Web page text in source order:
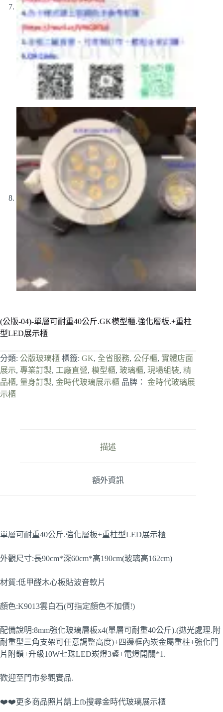
(公版-04)-單層可耐重40公斤.GK模型櫃.強化層板.+重柱
型LED展示櫃
分類: 公版玻璃櫃 標籤: GK, 全省服務, 公仔櫃, 實體店面
展示, 專業訂製, 工廠直營, 模型櫃, 玻璃櫃, 現場組裝, 精
品櫃, 量身訂製, 金時代玻璃展示櫃 品牌： 金時代玻璃展
示櫃
描述
額外資訊
單層可耐重40公斤.強化層板+重柱型LED展示櫃
外觀尺寸:長90cm*深60cm*高190cm(玻璃高162cm)
材質:低甲醛木心板貼波音軟片
顏色:K9013雲白石(可指定顏色不加價!)
配備說明:8mm強化玻璃層板x4(單層可耐重40公斤).(拋光處理.附
耐重型三角支架可任意調整高度)+四邊框內崁金屬重柱+強化門
片附鎖+升級10W七珠LED崁燈3盞+電燈開關*1.
歡迎至門市參觀實品.
❤️❤️更多商品照片請上fb搜尋金時代玻璃展示櫃